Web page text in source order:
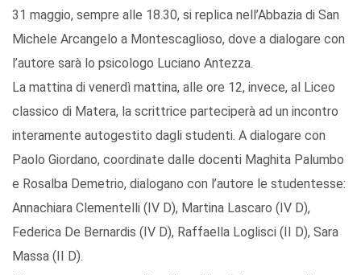
31 maggio, sempre alle 18.30, si replica nell’Abbazia di San
Michele Arcangelo a Montescaglioso, dove a dialogare con
l’autore sarà lo psicologo Luciano Antezza.
La mattina di venerdì mattina, alle ore 12, invece, al Liceo
classico di Matera, la scrittrice parteciperà ad un incontro
interamente autogestito dagli studenti. A dialogare con
Paolo Giordano, coordinate dalle docenti Maghita Palumbo
e Rosalba Demetrio, dialogano con l’autore le studentesse:
Annachiara Clementelli (IV D), Martina Lascaro (IV D),
Federica De Bernardis (IV D), Raffaella Loglisci (II D), Sara
Massa (II D).